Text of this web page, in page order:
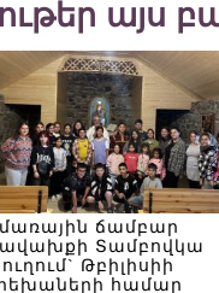
այս
ճամբար
Տամբովկա
Թբիլիսիի
համար